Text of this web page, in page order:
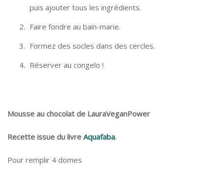
puis ajouter tous les ingrédients.
Faire fondre au bain-marie.
Formez des socles dans des cercles.
Réserver au congelo !
Mousse au chocolat de LauraVeganPower
Recette issue du livre Aquafaba.
Pour remplir 4 domes